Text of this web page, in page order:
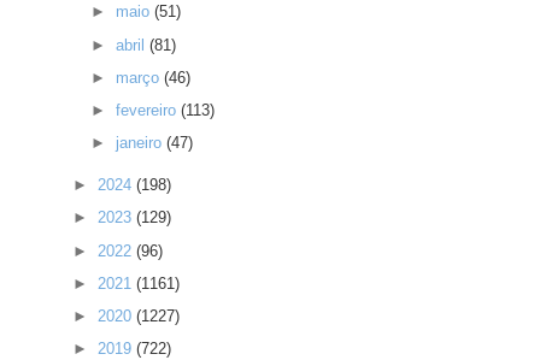
► maio(51)
►abril(81)
► março(46)
►fevereiro(113)
► janeiro(47)
► 2024 (198)
► 2023 (129)
► 2022 (96)
► 2021 (1161)
► 2020 (1227)
► 2019 (722)